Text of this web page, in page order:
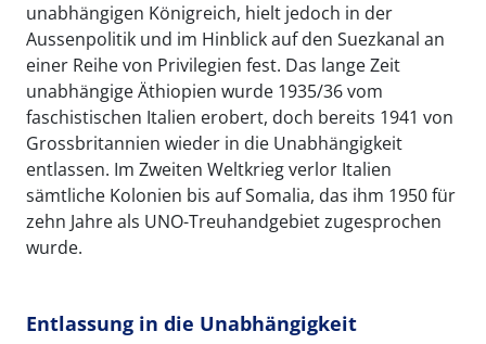
unabhängigen Königreich, hielt jedoch in der
Aussenpolitik und im Hinblick auf den Suezkanal an
einer Reihe von Privilegien fest. Das lange Zeit
unabhängige Äthiopien wurde 1935/36 vom
faschistischen Italien erobert, doch bereits 1941 von
Grossbritannien wieder in die Unabhängigkeit
entlassen. Im Zweiten Weltkrieg verlor Italien
sämtliche Kolonien bis auf Somalia, das ihm 1950 für
zehn Jahre als UNO-Treuhandgebiet zugesprochen
wurde.
Entlassung in die Unabhängigkeit